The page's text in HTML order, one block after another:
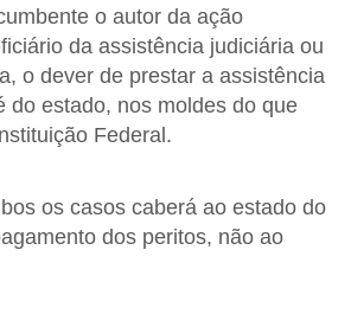
o autor da ação
da assistência judiciária ou
o dever de prestar a assistência
do estado, nos moldes do que
Federal.
os casos caberá ao estado do
dos peritos, não ao